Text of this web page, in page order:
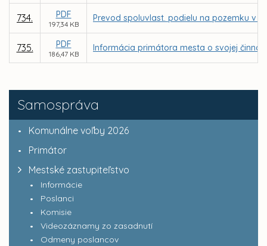
Samospráva
Komunálne voľby 2026
Primátor
Mestské zastupiteľstvo
Informácie
Poslanci
Komisie
Videozáznamy zo zasadnutí
Odmeny poslancov
734. PDF
197,34 KB
Prevod spoluvlast. podielu na pozemku v
735. PDF
186,47 KB
Informácia primátora mesta o svojej